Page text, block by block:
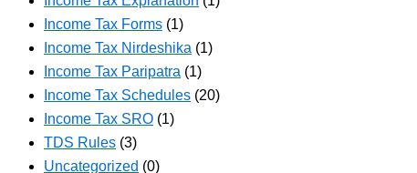
Income Tax Forms (1)
Income Tax Nirdeshika (1)
Income Tax Paripatra (1)
Income Tax Schedules (20)
Income Tax SRO (1)
TDS Rules (3)
Uncategorized (0)